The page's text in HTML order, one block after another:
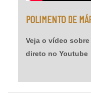
POLIMENTO DE
Veja o vídeo
direto no Youtube